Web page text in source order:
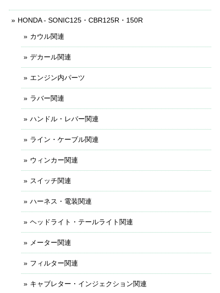
HONDA - SONIC125・CBR125R・150R
カウル関連
デカール関連
エンジン内パーツ
ラバー関連
ハンドル・レバー関連
ライン・ケーブル関連
ウィンカー関連
スイッチ関連
ハーネス・電装関連
ヘッドライト・テールライト関連
メーター関連
フィルター関連
キャブレター・インジェクション関連